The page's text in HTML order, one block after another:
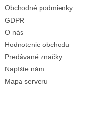
Obchodné podmienky
GDPR
O nás
Hodnotenie obchodu
Predávané značky
Napíšte nám
Mapa serveru